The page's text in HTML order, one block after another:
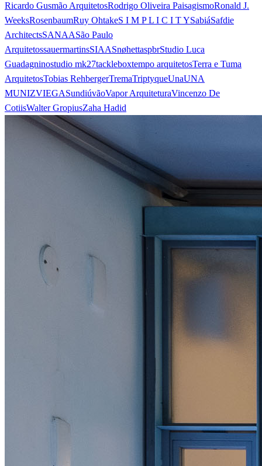
Ricardo Gusmão ArquitetosRodrigo Oliveira PaisagismoRonald J.
WeeksRosenbaumRuy OhtakeS I M P L I C I T YSabiáSafdie
ArchitectsSANAASão Paulo
ArquitetossauermartinsSIAASnøhettaspbrStudio Luca
Guadagninostudio mk27tackleboxtempo arquitetosTerra e Tuma
ArquitetosTobias RehbergerTremaTriptyqueUnaUNA
MUNIZVIEGASundiúvãoVapor ArquiteturaVincenzo De
CotiisWalter GropiusZaha Hadid